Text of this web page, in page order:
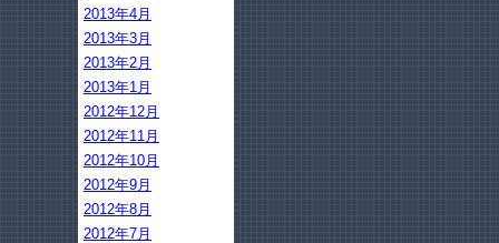
2013年4月
2013年3月
2013年2月
2013年1月
2012年12月
2012年11月
2012年10月
2012年9月
2012年8月
2012年7月